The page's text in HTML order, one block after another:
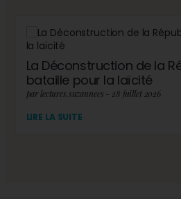
La Déconstruction de la
bataille pour la laïcité
par lectures.suzannees - 28 juillet 2026
LIRE LA SUITE